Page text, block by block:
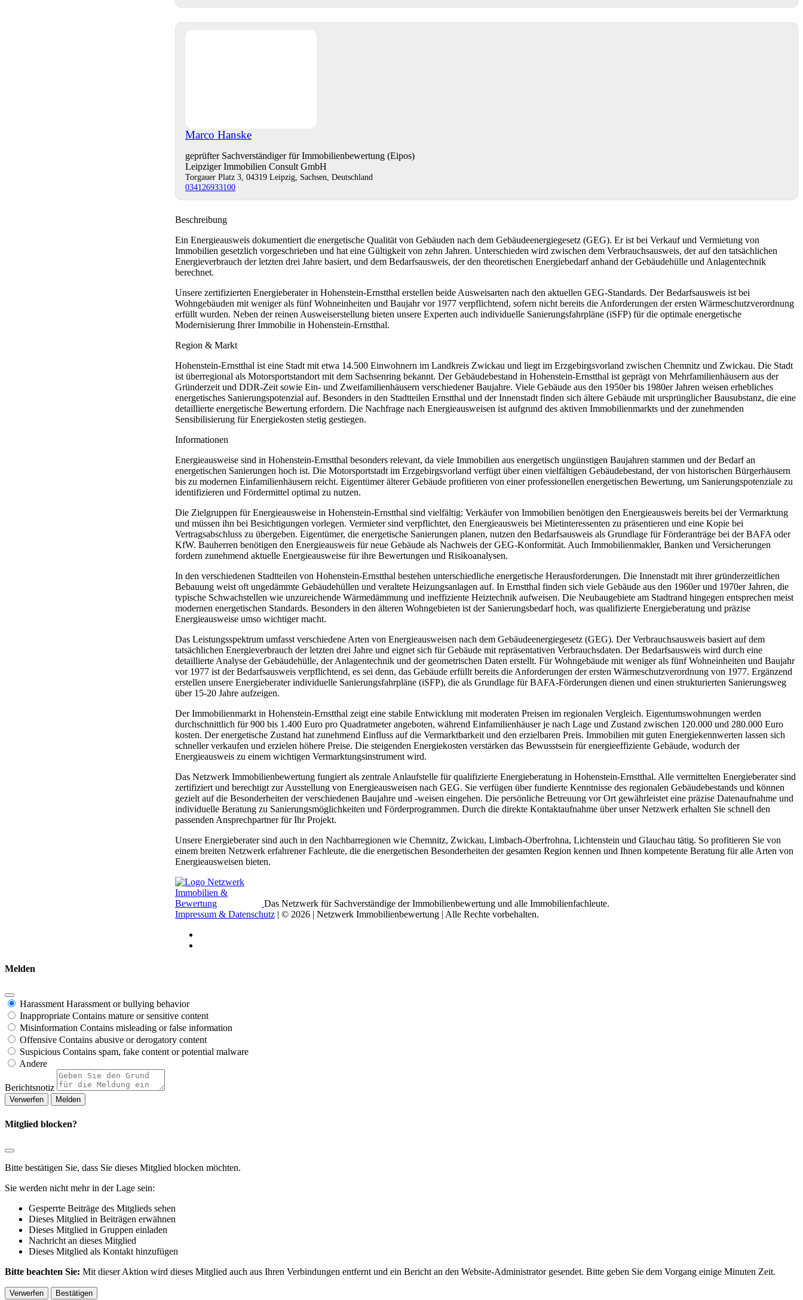
Marco Hanske
geprüfter Sachverständiger für Immobilienbewertung (Eipos)
Leipziger Immobilien Consult GmbH
Torgauer Platz 3, 04319 Leipzig, Sachsen, Deutschland
034126933100
Beschreibung
Ein Energieausweis dokumentiert die energetische Qualität von Gebäuden nach dem Gebäudeenergiegesetz (GEG). Er ist bei Verkauf und Vermietung von
Immobilien gesetzlich vorgeschrieben und hat eine Gültigkeit von zehn Jahren. Unterschieden wird zwischen dem Verbrauchsausweis, der auf den tatsächlichen
Energieverbrauch der letzten drei Jahre basiert, und dem Bedarfsausweis, der den theoretischen Energiebedarf anhand der Gebäudehülle und Anlagentechnik
berechnet.
Unsere zertifizierten Energieberater in Hohenstein-Ernstthal erstellen beide Ausweisarten nach den aktuellen GEG-Standards. Der Bedarfsausweis ist bei
Wohngebäuden mit weniger als fünf Wohneinheiten und Baujahr vor 1977 verpflichtend, sofern nicht bereits die Anforderungen der ersten Wärmeschutzverordnung
erfüllt wurden. Neben der reinen Ausweiserstellung bieten unsere Experten auch individuelle Sanierungsfahrpläne (iSFP) für die optimale energetische
Modernisierung Ihrer Immobilie in Hohenstein-Ernstthal.
Region & Markt
Hohenstein-Ernstthal ist eine Stadt mit etwa 14.500 Einwohnern im Landkreis Zwickau und liegt im Erzgebirgsvorland zwischen Chemnitz und Zwickau. Die Stadt
ist überregional als Motorsportstandort mit dem Sachsenring bekannt. Der Gebäudebestand in Hohenstein-Ernstthal ist geprägt von Mehrfamilienhäusern aus der
Gründerzeit und DDR-Zeit sowie Ein- und Zweifamilienhäusern verschiedener Baujahre. Viele Gebäude aus den 1950er bis 1980er Jahren weisen erhebliches
energetisches Sanierungspotenzial auf. Besonders in den Stadtteilen Ernstthal und der Innenstadt finden sich ältere Gebäude mit ursprünglicher Bausubstanz, die eine
detaillierte energetische Bewertung erfordern. Die Nachfrage nach Energieausweisen ist aufgrund des aktiven Immobilienmarkts und der zunehmenden
Sensibilisierung für Energiekosten stetig gestiegen.
Informationen
Energieausweise sind in Hohenstein-Ernstthal besonders relevant, da viele Immobilien aus energetisch ungünstigen Baujahren stammen und der Bedarf an
energetischen Sanierungen hoch ist. Die Motorsportstadt im Erzgebirgsvorland verfügt über einen vielfältigen Gebäudebestand, der von historischen Bürgerhäusern
bis zu modernen Einfamilienhäusern reicht. Eigentümer älterer Gebäude profitieren von einer professionellen energetischen Bewertung, um Sanierungspotenziale zu
identifizieren und Fördermittel optimal zu nutzen.
Die Zielgruppen für Energieausweise in Hohenstein-Ernstthal sind vielfältig: Verkäufer von Immobilien benötigen den Energieausweis bereits bei der Vermarktung
und müssen ihn bei Besichtigungen vorlegen. Vermieter sind verpflichtet, den Energieausweis bei Mietinteressenten zu präsentieren und eine Kopie bei
Vertragsabschluss zu übergeben. Eigentümer, die energetische Sanierungen planen, nutzen den Bedarfsausweis als Grundlage für Förderanträge bei der BAFA oder
KfW. Bauherren benötigen den Energieausweis für neue Gebäude als Nachweis der GEG-Konformität. Auch Immobilienmakler, Banken und Versicherungen
fordern zunehmend aktuelle Energieausweise für ihre Bewertungen und Risikoanalysen.
In den verschiedenen Stadtteilen von Hohenstein-Ernstthal bestehen unterschiedliche energetische Herausforderungen. Die Innenstadt mit ihrer gründerzeitlichen
Bebauung weist oft ungedämmte Gebäudehüllen und veraltete Heizungsanlagen auf. In Ernstthal finden sich viele Gebäude aus den 1960er und 1970er Jahren, die
typische Schwachstellen wie unzureichende Wärmedämmung und ineffiziente Heiztechnik aufweisen. Die Neubaugebiete am Stadtrand hingegen entsprechen meist
modernen energetischen Standards. Besonders in den älteren Wohngebieten ist der Sanierungsbedarf hoch, was qualifizierte Energieberatung und präzise
Energieausweise umso wichtiger macht.
Das Leistungsspektrum umfasst verschiedene Arten von Energieausweisen nach dem Gebäudeenergiegesetz (GEG). Der Verbrauchsausweis basiert auf dem
tatsächlichen Energieverbrauch der letzten drei Jahre und eignet sich für Gebäude mit repräsentativen Verbrauchsdaten. Der Bedarfsausweis wird durch eine
detaillierte Analyse der Gebäudehülle, der Anlagentechnik und der geometrischen Daten erstellt. Für Wohngebäude mit weniger als fünf Wohneinheiten und Baujahr
vor 1977 ist der Bedarfsausweis verpflichtend, es sei denn, das Gebäude erfüllt bereits die Anforderungen der ersten Wärmeschutzverordnung von 1977. Ergänzend
erstellen unsere Energieberater individuelle Sanierungsfahrpläne (iSFP), die als Grundlage für BAFA-Förderungen dienen und einen strukturierten Sanierungsweg
über 15-20 Jahre aufzeigen.
Der Immobilienmarkt in Hohenstein-Ernstthal zeigt eine stabile Entwicklung mit moderaten Preisen im regionalen Vergleich. Eigentumswohnungen werden
durchschnittlich für 900 bis 1.400 Euro pro Quadratmeter angeboten, während Einfamilienhäuser je nach Lage und Zustand zwischen 120.000 und 280.000 Euro
kosten. Der energetische Zustand hat zunehmend Einfluss auf die Vermarktbarkeit und den erzielbaren Preis. Immobilien mit guten Energiekennwerten lassen sich
schneller verkaufen und erzielen höhere Preise. Die steigenden Energiekosten verstärken das Bewusstsein für energieeffiziente Gebäude, wodurch der
Energieausweis zu einem wichtigen Vermarktungsinstrument wird.
Das Netzwerk Immobilienbewertung fungiert als zentrale Anlaufstelle für qualifizierte Energieberatung in Hohenstein-Ernstthal. Alle vermittelten Energieberater sind
zertifiziert und berechtigt zur Ausstellung von Energieausweisen nach GEG. Sie verfügen über fundierte Kenntnisse des regionalen Gebäudebestands und können
gezielt auf die Besonderheiten der verschiedenen Baujahre und -weisen eingehen. Die persönliche Betreuung vor Ort gewährleistet eine präzise Datenaufnahme und
individuelle Beratung zu Sanierungsmöglichkeiten und Förderprogrammen. Durch die direkte Kontaktaufnahme über unser Netzwerk erhalten Sie schnell den
passenden Ansprechpartner für Ihr Projekt.
Unsere Energieberater sind auch in den Nachbarregionen wie Chemnitz, Zwickau, Limbach-Oberfrohna, Lichtenstein und Glauchau tätig. So profitieren Sie von
einem breiten Netzwerk erfahrener Fachleute, die die energetischen Besonderheiten der gesamten Region kennen und Ihnen kompetente Beratung für alle Arten von
Energieausweisen bieten.
Das Netzwerk für Sachverständige der Immobilienbewertung und alle Immobilienfachleute.
Impressum & Datenschutz | © 2026 | Netzwerk Immobilienbewertung | Alle Rechte vorbehalten.
Melden
Harassment Harassment or bullying behavior
Inappropriate Contains mature or sensitive content
Misinformation Contains misleading or false information
Offensive Contains abusive or derogatory content
Suspicious Contains spam, fake content or potential malware
Andere
Berichtsnotiz
Melden
Mitglied blocken?
Bitte bestätigen Sie, dass Sie dieses Mitglied blocken möchten.
Sie werden nicht mehr in der Lage sein:
Gesperrte Beiträge des Mitglieds sehen
Dieses Mitglied in Beiträgen erwähnen
Dieses Mitglied in Gruppen einladen
Nachricht an dieses Mitglied
Dieses Mitglied als Kontakt hinzufügen
Bitte beachten Sie: Mit dieser Aktion wird dieses Mitglied auch aus Ihren Verbindungen entfernt und ein Bericht an den Website-Administrator gesendet. Bitte geben Sie dem Vorgang einige Minuten Zeit.
Bestätigen